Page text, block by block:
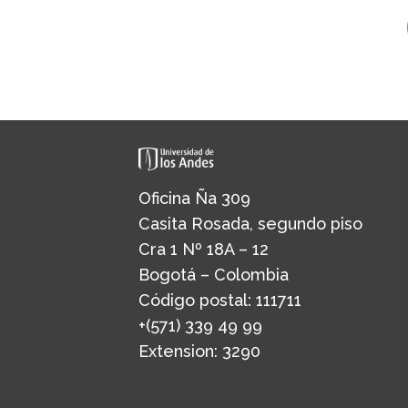
Oficina Ña 309
Casita Rosada, segundo piso
Cra 1 Nº 18A – 12
Bogotá – Colombia
Código postal: 111711
+(571) 339 49 99
Extension: 3290